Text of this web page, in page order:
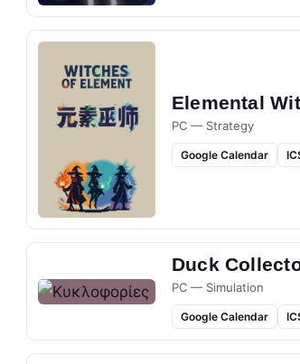
Elemental
PC — Strategy
Google Calendar
Duck
PC — Simulation
Google Calendar